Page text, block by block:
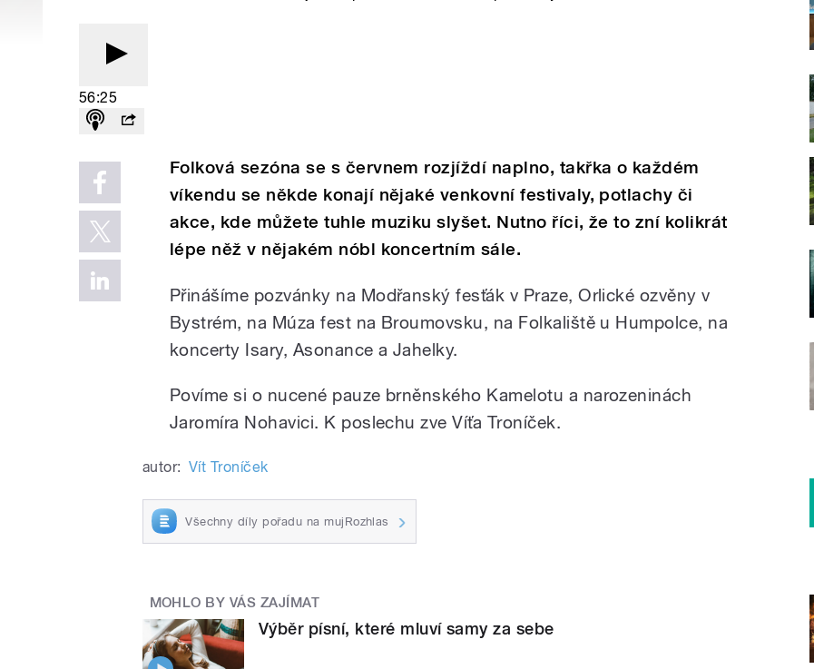
56:25
Folková sezóna se s červnem rozjíždí naplno, takřka o každém
víkendu se někde konají nějaké venkovní festivaly, potlachy či
akce, kde můžete tuhle muziku slyšet. Nutno říci, že to zní kolikrát
lépe něž v nějakém nóbl koncertním sále.
Přinášíme pozvánky na Modřanský fesťák v Praze, Orlické ozvěny v
Bystrém, na Múza fest na Broumovsku, na Folkaliště u Humpolce, na
koncerty Isary, Asonance a Jahelky.
Povíme si o nucené pauze brněnského Kamelotu a narozeninách
Jaromíra Nohavici. K poslechu zve Víťa Troníček.
autor: Vít Troníček
Všechny díly pořadu na mujRozhlas
MOHLO BY VÁS ZAJÍMAT
Výběr písní, které mluví samy za sebe